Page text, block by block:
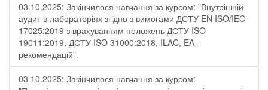
03.10.2025: Закінчилося навчання за курсом: "Внутрішній
аудит в лабораторіях згідно з вимогами ДСТУ EN ISO/IEC
17025:2019 з врахуванням положень ДСТУ ISO
19011:2019, ДСТУ ISO 31000:2018, ILAC, EA -
рекомендацій".
03.10.2025: Закінчилося навчання за курсом: